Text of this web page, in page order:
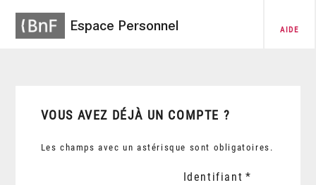
Espace Personnel AIDE
VOUS AVEZ DÉJÀ UN COMPTE ?
Les champs avec un astérisque sont obligatoires.
Identifiant